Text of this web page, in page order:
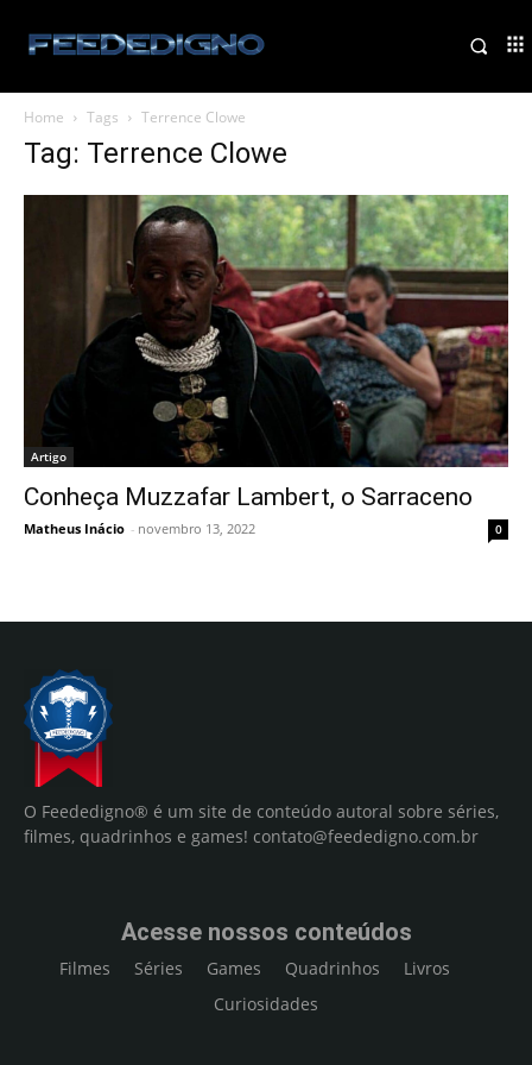
Home Tags Terrence Clowe
Tag: Terrence Clowe
Artigo
Conheça Muzzafar Lambert, o Sarraceno
Matheus Inácio - novembro 13, 2022 0
O Feededigno® é um site de conteúdo autoral sobre séries,
filmes, quadrinhos e games! contato@feededigno.com.br
Acesse nossos conteúdos
Filmes Séries Games Quadrinhos
Livros
Curiosidades